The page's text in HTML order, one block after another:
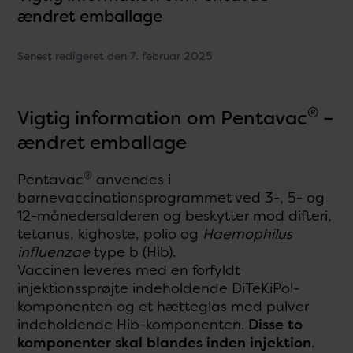
ændret emballage
Senest redigeret den 7. februar 2025
Vigtig information om Pentavac® –
ændret emballage
Pentavac® anvendes i
børnevaccinationsprogrammet ved 3-, 5- og
12-månedersalderen og beskytter mod difteri,
tetanus, kighoste, polio og Haemophilus
influenzae type b (Hib).
Vaccinen leveres med en forfyldt
injektionssprøjte indeholdende DiTeKiPol-
komponenten og et hætteglas med pulver
indeholdende Hib-komponenten. Disse to
komponenter skal blandes inden injektion.